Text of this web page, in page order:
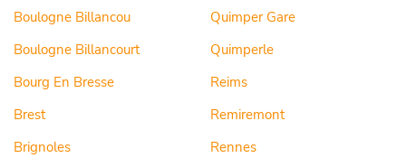
Boulogne Billancou
Boulogne Billancourt
Bourg En Bresse
Brest
Brignoles
Quimper Gare
Quimperle
Reims
Remiremont
Rennes